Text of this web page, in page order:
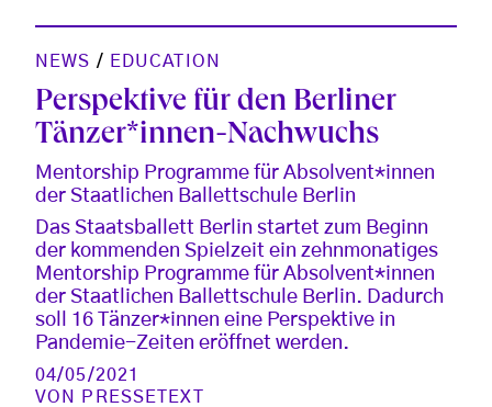
NEWS / EDUCATION
Perspektive für den Berliner
Tänzer*innen-Nachwuchs
Mentorship Programme für Absolvent*innen
der Staatlichen Ballettschule Berlin
Das Staatsballett Berlin startet zum Beginn
der kommenden Spielzeit ein zehnmonatiges
Mentorship Programme für Absolvent*innen
der Staatlichen Ballettschule Berlin. Dadurch
soll 16 Tänzer*innen eine Perspektive in
Pandemie-Zeiten eröffnet werden.
04/05/2021
VON
PRESSETEXT